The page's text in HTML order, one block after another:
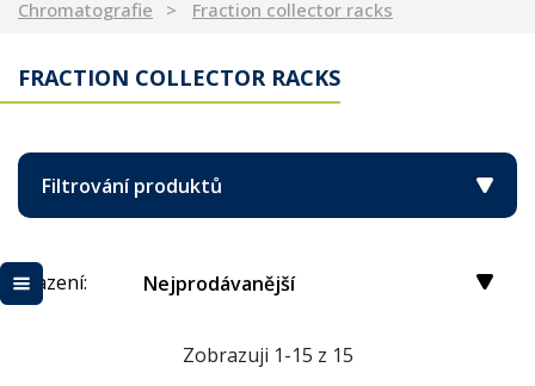
Chromatografie
Fraction collector racks
FRACTION COLLECTOR RACKS
Filtrování produktů
Řazení: Nejprodávanější
Zobrazuji 1-15 z 15